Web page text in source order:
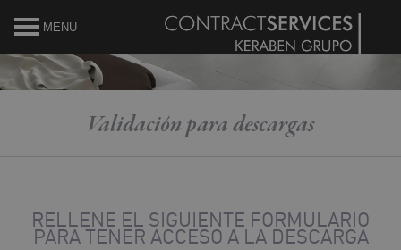
MENU
Validación para descargas
RELLENE EL SIGUIENTE FORMULARIO
PARA TENER ACCESO A LA DESCARGA